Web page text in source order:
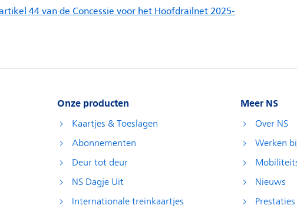
Onze producten
Kaartjes & Toeslagen
Abonnementen
Deur tot deur
NS Dagje Uit
Internationale treinkaartjes
Meer NS
Over NS
Werken
Nieuws
Prestaties